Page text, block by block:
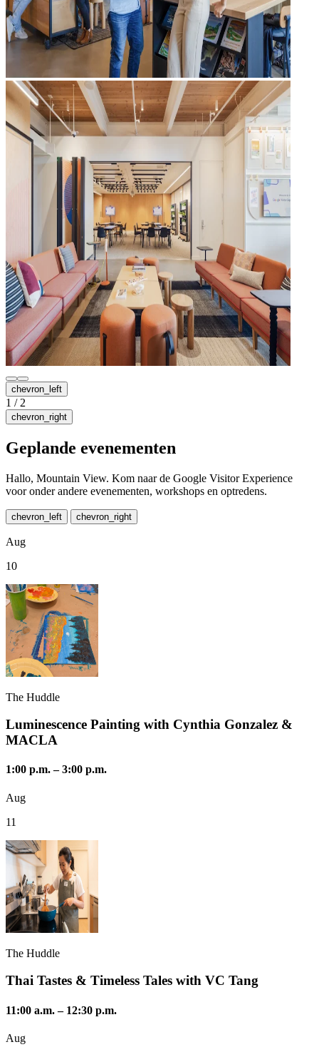
chevron_left
1 / 2
chevron_right
Geplande evenementen
Hallo, Mountain View. Kom naar de Google Visitor Experience
voor onder andere evenementen, workshops en optredens.
chevron_left chevron_right
Aug
10
The Huddle
Luminescence Painting with Cynthia Gonzalez &
MACLA
1:00 p.m.–3:00 p.m.
Aug
11
The Huddle
Thai Tastes & Timeless Tales with VC Tang
11:00 a.m.– 12:30 p.m.
Aug